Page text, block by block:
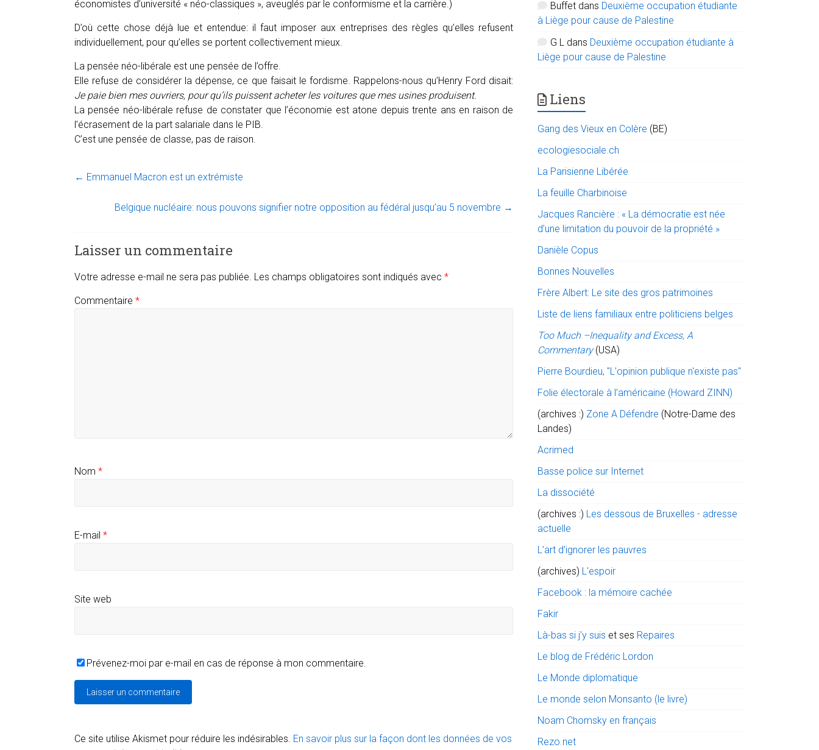
économistes d’université « néo-classiques », aveuglés par le conformisme et la carrière.)
D’où cette chose déjà lue et entendue: il faut imposer aux entreprises des règles qu’elles refusent
individuellement, pour qu’elles se portent collectivement mieux.
La pensée néo-libérale est une pensée de l’offre.
Elle refuse de considérer la dépense, ce que faisait le fordisme. Rappelons-nous qu’Henry Ford disait:
Je paie bien mes ouvriers, pour qu’ils puissent acheter les voitures que mes usines produisent.
La pensée néo-libérale refuse de constater que l’économie est atone depuis trente ans en raison de
l’écrasement de la part salariale dans le PIB.
C’est une pensée de classe, pas de raison.
← Emmanuel Macron est un extrémiste
Belgique nucléaire: nous pouvons signifier notre opposition au fédéral jusqu’au 5 novembre →
Laisser un commentaire
Votre adresse e-mail ne sera pas publiée. Les champs obligatoires sont indiqués avec *
Commentaire *
Nom *
E-mail *
Site web
Prévenez-moi par e-mail en cas de réponse à mon commentaire.
Ce site utilise Akismet pour réduire les indésirables. En savoir plus sur la façon dont les données de vos
Buffet dans Deuxième occupation étudiante
à Liège pour cause de Palestine
G L dans Deuxième occupation étudiante à
Liège pour cause de Palestine
Liens
Gang des Vieux en Colère (BE)
ecologiesociale.ch
La Parisienne Libérée
La feuille Charbinoise
Jacques Rancière : « La démocratie est née
d’une limitation du pouvoir de la propriété »
Danièle Copus
Bonnes Nouvelles
Frère Albert: Le site des gros patrimoines
Liste de liens familiaux entre politiciens belges
Too Much –Inequality and Excess, A
Commentary (USA)
Pierre Bourdieu, "L'opinion publique n'existe pas"
Folie électorale à l’américaine (Howard ZINN)
(archives :) Zone A Défendre (Notre-Dame des
Landes)
Acrimed
Basse police sur Internet
La dissociété
(archives :) Les dessous de Bruxelles - adresse
actuelle
L’art d’ignorer les pauvres
(archives) L'espoir
Facebook : la mémoire cachée
Fakir
Là-bas si j'y suis et ses Repaires
Le blog de Frédéric Lordon
Le Monde diplomatique
Le monde selon Monsanto (le livre)
Noam Chomsky en français
Rezo.net